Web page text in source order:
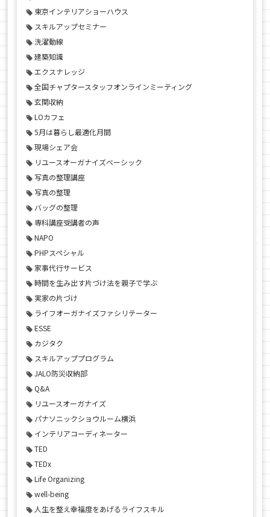
東京インテリアショーハウス
スキルアップセミナー
洗濯動線
建築知識
エクスナレッジ
全国チャプタースタッフオンラインミーティング
玄関収納
LOカフェ
5月は暮らし最適化月間
現場シェア会
リユースオーガナイズベーシック
写真の整理講座
写真の整理
バッグの整理
専科講座受講者の声
NAPO
PHPスペシャル
家事代行サービス
時間を生み出す片づけ法を親子で学ぶ
実家の片づけ
ライフオーガナイズファシリテーター
ESSE
カジタク
スキルアッププログラム
JALO防災収納部
Q&A
リユースオーガナイズ
パナソニックショウルーム横浜
インテリアコーディネーター
TED
TEDx
Life Organizing
well-being
人生を整え幸福度をあげるライフスキル